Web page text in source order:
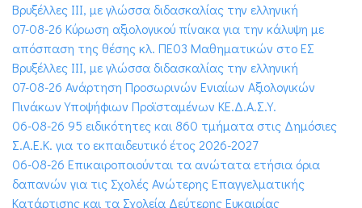
Βρυξέλλες ΙΙΙ, με γλώσσα διδασκαλίας την ελληνική
07-08-26 Κύρωση αξιολογικού πίνακα για την κάλυψη με
απόσπαση της θέσης κλ. ΠΕ03 Μαθηματικών στο ΕΣ
Βρυξέλλες ΙΙΙ, με γλώσσα διδασκαλίας την ελληνική
07-08-26 Ανάρτηση Προσωρινών Ενιαίων Αξιολογικών
Πινάκων Υποψήφιων Προϊσταμένων ΚΕ.Δ.Α.Σ.Υ.
06-08-26 95 ειδικότητες και 860 τμήματα στις Δημόσιες
Σ.Α.Ε.Κ. για το εκπαιδευτικό έτος 2026-2027
06-08-26 Επικαιροποιούνται τα ανώτατα ετήσια όρια
δαπανών για τις Σχολές Ανώτερης Επαγγελματικής
Κατάρτισης και τα Σχολεία Δεύτερης Ευκαιρίας